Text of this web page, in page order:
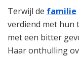
Terwijl de familie
verdiend met hun
met een bitter
Haar onthulling